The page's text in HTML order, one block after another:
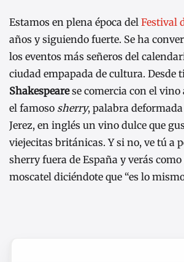
Estamos en plena época del Festival
años y siguiendo fuerte. Se ha
los eventos más señeros del
ciudad empapada de cultura. Desde
Shakespearese comercia con el vino
el famoso sherry, palabra
Jerez, en inglés un vino dulce que
viejecitas británicas. Y si no, ve tú a
sherry fuera de España y verás
moscatel diciéndote que “es lo